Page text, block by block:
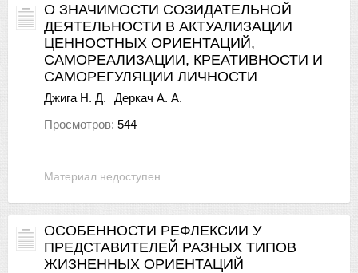
Материал недоступен
О ЗНАЧИМОСТИ СОЗИДАТЕЛЬНОЙ
ДЕЯТЕЛЬНОСТИ В АКТУАЛИЗАЦИИ
ЦЕННОСТНЫХ ОРИЕНТАЦИЙ,
САМОРЕАЛИЗАЦИИ, КРЕАТИВНОСТИ И
САМОРЕГУЛЯЦИИ ЛИЧНОСТИ
Джига Н. Д.
Деркач А. А.
Просмотров: 544
ОСОБЕННОСТИ РЕФЛЕКСИИ У
ПРЕДСТАВИТЕЛЕЙ РАЗНЫХ ТИПОВ
ЖИЗНЕННЫХ ОРИЕНТАЦИЙ